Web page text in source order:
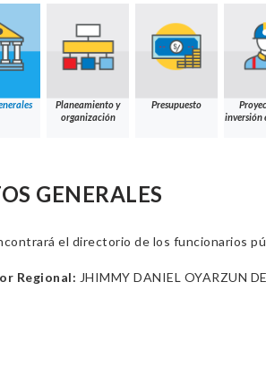
Planeamiento y
organización
Presupuesto
inversión
GENERALES
el directorio de los funcionarios
Regional: JHIMMY DANIEL OYARZUN